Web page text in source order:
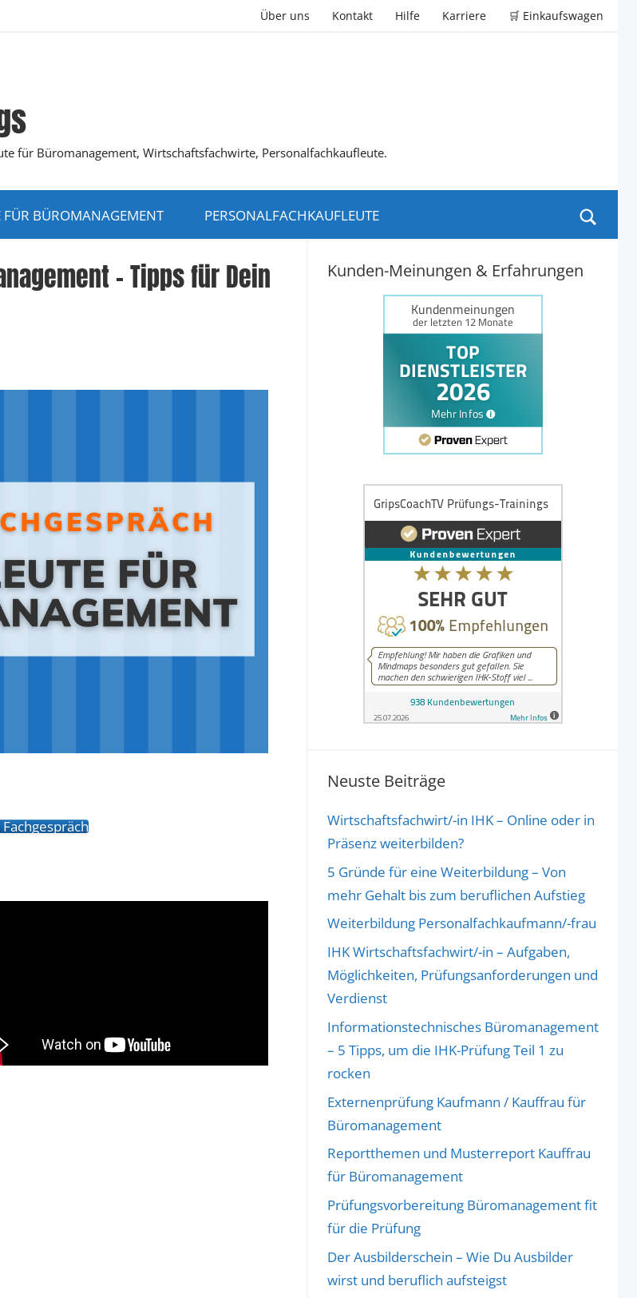
Über uns Kontakt Hilfe Karriere 🛒 Einkaufswagen
für Büromanagement, Wirtschaftsfachwirte, Personalfachkaufleute.
FÜR BÜROMANAGEMENT PERSONALFACHKAUFLEUTE
– Tipps für Dein
Kunden-Meinungen & Erfahrungen
Neuste Beiträge
Wirtschaftsfachwirt/-in IHK – Online oder in
Präsenz weiterbilden?
5 Gründe für eine Weiterbildung – Von
mehr Gehalt bis zum beruflichen Aufstieg
Weiterbildung Personalfachkaufmann/-frau
IHK Wirtschaftsfachwirt/-in – Aufgaben,
Möglichkeiten, Prüfungsanforderungen und
Verdienst
Informationstechnisches Büromanagement
– 5 Tipps, um die IHK-Prüfung Teil 1 zu
rocken
Externenprüfung Kaufmann / Kauffrau für
Büromanagement
Reportthemen und Musterreport Kauffrau
für Büromanagement
Prüfungsvorbereitung Büromanagement fit
für die Prüfung
Der Ausbilderschein – Wie Du Ausbilder
wirst und beruflich aufsteigst